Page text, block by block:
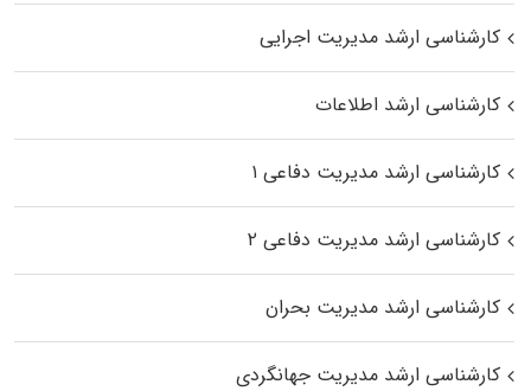
کارشناسی ارشد مدیریت اجرایی
کارشناسی ارشد اطلاعات
کارشناسی ارشد مدیریت دفاعی ۱
کارشناسی ارشد مدیریت دفاعی ۲
کارشناسی ارشد مدیریت بحران
کارشناسی ارشد مدیریت جهانگردی